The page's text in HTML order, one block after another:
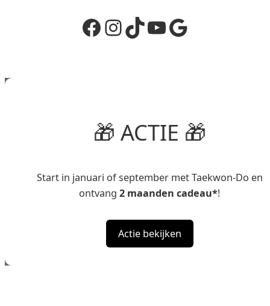
Facebook InstagramTikTok YouTube Google
🎁 ACTIE 🎁
Start in januari of september met Taekwon-Do en
ontvang 2 maanden cadeau*!
Actie bekijken